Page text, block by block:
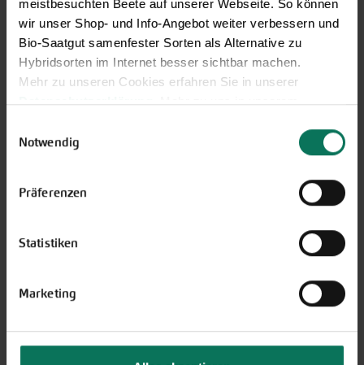
meistbesuchten Beete auf unserer Webseite. So können
wir unser Shop- und Info-Angebot weiter verbessern und
Bio-Saatgut samenfester Sorten als Alternative zu
Hybridsorten im Internet besser sichtbar machen.
Mehr zu unseren Cookies erfahren Sie in unserer
Datenschutzerklärung. Mehr zu uns in unserem
Sie können Ihre Einwilligung unter dem Link Cookie-
Notwendig
Präferenzen
Statistiken
Marketing
Kräuter
Bohnenkraut
Borretsch
Gewürzfenchel
Koriander
Lavendel
Majoran
Melisse
Oregano
Petersilie
Blumen